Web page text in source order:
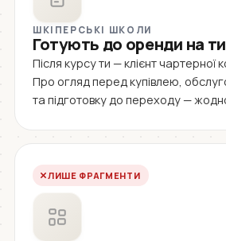
ШКІПЕРСЬКІ ШКОЛИ
Готують до оренди на
Після курсу ти — клієнт чартерної
Про огляд перед купівлею,
та підготовку до переходу —
ЛИШЕ ФРАГМЕНТИ